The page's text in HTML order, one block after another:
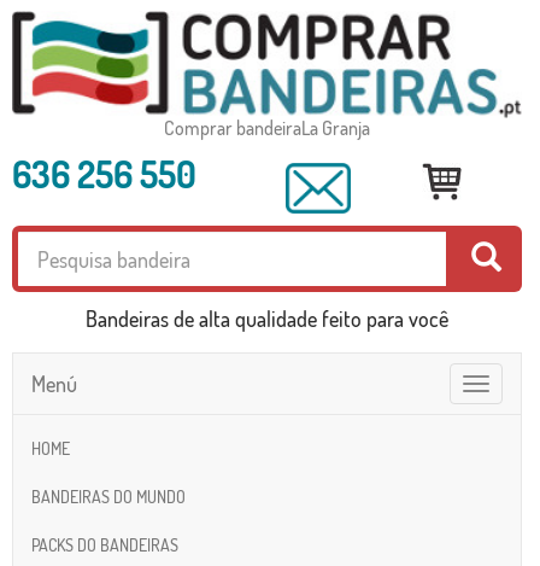
Comprar bandeiraLa Granja
636 256 550
Bandeiras de alta qualidade feito para você
Toggle
navigation
Menú
HOME
BANDEIRAS DO MUNDO
PACKS DO BANDEIRAS